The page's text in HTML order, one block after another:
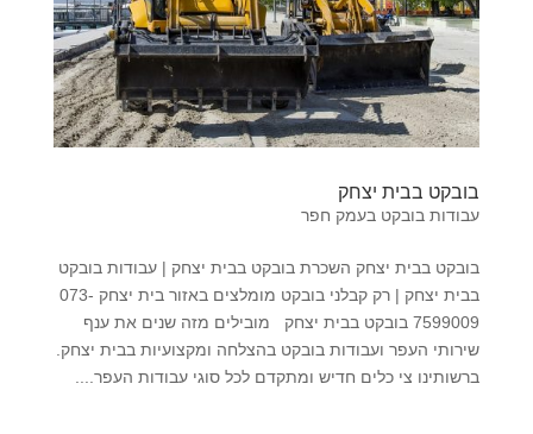
בובקט בבית יצחק
עבודות בובקט בעמק חפר
בובקט בבית יצחק השכרת בובקט בבית יצחק | עבודות בובקט
בבית יצחק | רק קבלני בובקט מומלצים באזור בית יצחק 073-
7599009 בובקט בבית יצחק מובילים מזה שנים את ענף
שירותי העפר ועבודות בובקט בהצלחה ומקצועיות בבית יצחק.
ברשותינו צי כלים חדיש ומתקדם לכל סוגי עבודות העפר....